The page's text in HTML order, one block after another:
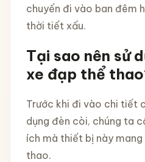
chuyến đi vào ban đêm
thời tiết xấu.
Tại sao nên sử
xe đạp thể
Trước khi đi vào chi tiết
dụng đèn còi, chúng ta
ích mà thiết bị này
thao.